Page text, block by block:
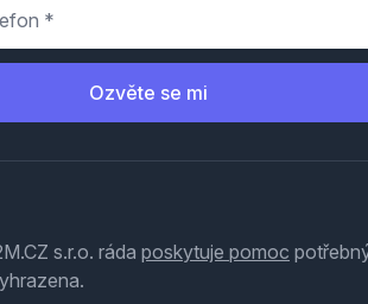
Ozvěte se mi
s.r.o. ráda poskytuje pomoc